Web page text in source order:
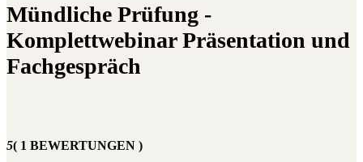
Mündliche Prüfung -
Komplettwebinar Präsentation und
Fachgespräch
5( 1 BEWERTUNGEN )